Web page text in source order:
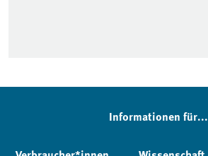
Informationen für...